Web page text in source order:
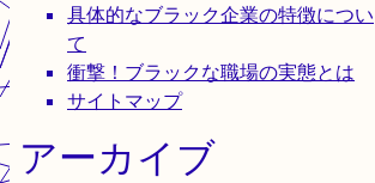
具体的なブラック企業の特徴につい
て
衝撃！ブラックな職場の実態とは
サイトマップ
アーカイブ